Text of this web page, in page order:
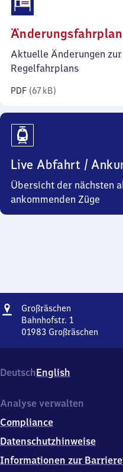
Änderungsfahrplan
Aktuelle Änderungen
Regelfahrplans
PDF (67 kB)
Live Abfahrt /
Übersicht der nächsten
ankommenden Züge
Adresse
Großräschen
Bahnhofstr. 1
01983 Großräschen
1,
0
9
3
Großräschen
DeutschEnglish
Analyse verwalten
Compliance
Datenschutzhinweise
Informationen zur